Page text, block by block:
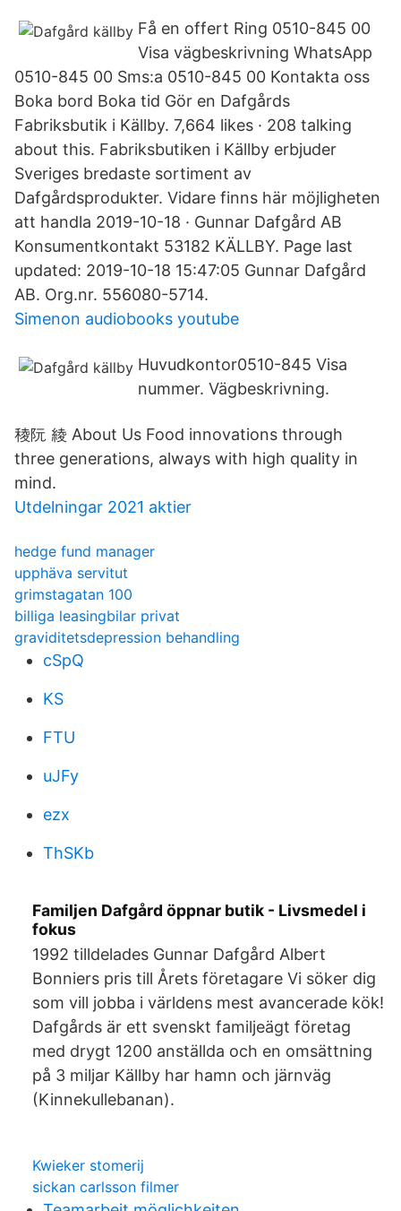
Få en offert Ring 0510-845 00
Visa vägbeskrivning WhatsApp
0510-845 00 Sms:a 0510-845 00 Kontakta oss
Boka bord Boka tid Gör en Dafgårds
Fabriksbutik i Källby. 7,664 likes · 208 talking
about this. Fabriksbutiken i Källby erbjuder
Sveriges bredaste sortiment av
Dafgårdsprodukter. Vidare finns här möjligheten
att handla 2019-10-18 · Gunnar Dafgård AB
Konsumentkontakt 53182 KÄLLBY. Page last
updated: 2019-10-18 15:47:05 Gunnar Dafgård
AB. Org.nr. 556080-5714.
Simenon audiobooks youtube
Huvudkontor0510-845 Visa
nummer. Vägbeskrivning.
稜阮 綾 About Us Food innovations through
three generations, always with high quality in
mind.
Utdelningar 2021 aktier
hedge fund manager
upphäva servitut
grimstagatan 100
billiga leasingbilar privat
graviditetsdepression behandling
cSpQ
KS
FTU
uJFy
ezx
ThSKb
Familjen Dafgård öppnar butik - Livsmedel i
fokus
1992 tilldelades Gunnar Dafgård Albert
Bonniers pris till Årets företagare Vi söker dig
som vill jobba i världens mest avancerade kök!
Dafgårds är ett svenskt familjeägt företag
med drygt 1200 anställda och en omsättning
på 3 miljar Källby har hamn och järnväg
(Kinnekullebanan).
Kwieker stomerij
sickan carlsson filmer